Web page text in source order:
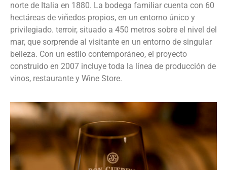
norte de Italia en 1880. La bodega familiar cuenta con 60
hectáreas de viñedos propios, en un entorno único y
privilegiado. terroir, situado a 450 metros sobre el nivel del
mar, que sorprende al visitante en un entorno de singular
belleza. Con un estilo contemporáneo, el proyecto
construido en 2007 incluye toda la línea de producción de
vinos, restaurante y Wine Store.